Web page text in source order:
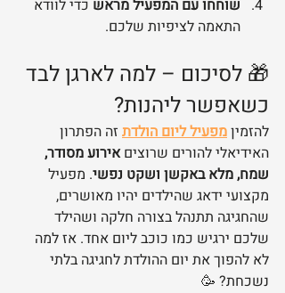
שוחחו עם המפעיל מראש כדי לוודא
התאמה לציפיות שלכם.
🎁 לסיכום – למה לארגן לבד
כשאפשר ליהנות?
להזמין מפעיל ליום הולדת זה הפתרון
האידיאלי להורים שרוצים אירוע מסודר,
שמח, מלא באקשן ושקט נפשי. מפעיל
מקצועי ידאג שהילדים יהיו מאושרים,
שהחגיגה תתנהל בצורה חלקה ושהילד
שלכם ירגיש כמו כוכב ליום אחד. אז למה
לא להפוך את יום ההולדת לחגיגה בלתי
נשכחת? 🥳